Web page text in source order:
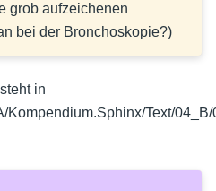
grob aufzeichenen
bei der Bronchoskopie?)
steht in
Kompendium.Sphinx/Text/